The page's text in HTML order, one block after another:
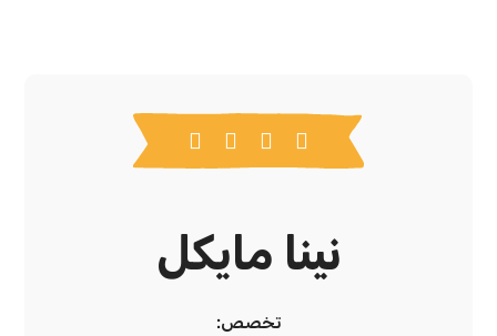
نینا مایکل
تخصص: